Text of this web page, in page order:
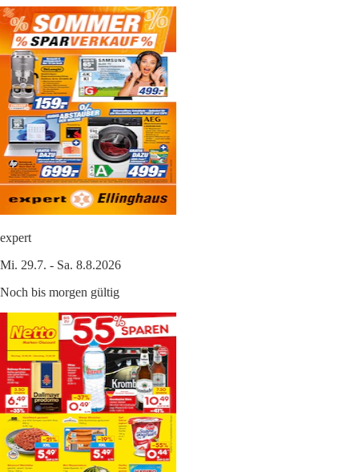
expert
Mi. 29.7. - Sa. 8.8.2026
Noch bis morgen gültig